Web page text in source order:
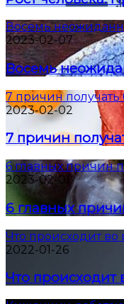
Восемь
2023-02-07
Восемь
7 причин
2023-02-02
7 причин
6 главных причин
2023-02-01
6 главных
Что происходит во
2022-01-26
Что происходит